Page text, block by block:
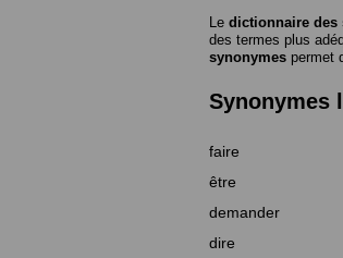
Le dictionnaire des
des termes plus
synonymes permet
Synonymes
faire
être
demander
dire